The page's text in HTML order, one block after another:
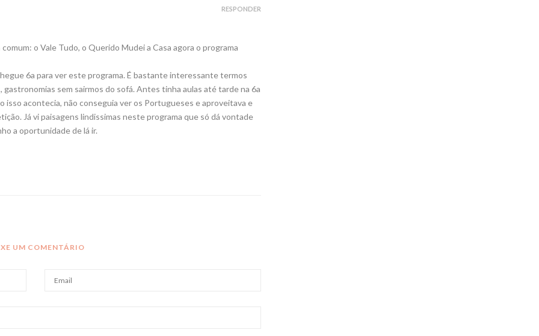
o Vale Tudo, o Querido Mudei a Casa agora o programa
6a para ver este programa. É bastante interessante termos
sem sairmos do sofá. Antes tinha aulas até tarde na 6a
isso acontecia, não conseguia ver os Portugueses e aproveitava e
Já vi paisagens lindissimas neste programa que só dá vontade
a oportunidade de lá ir.
RESPONDER
UM COMENTÁRIO